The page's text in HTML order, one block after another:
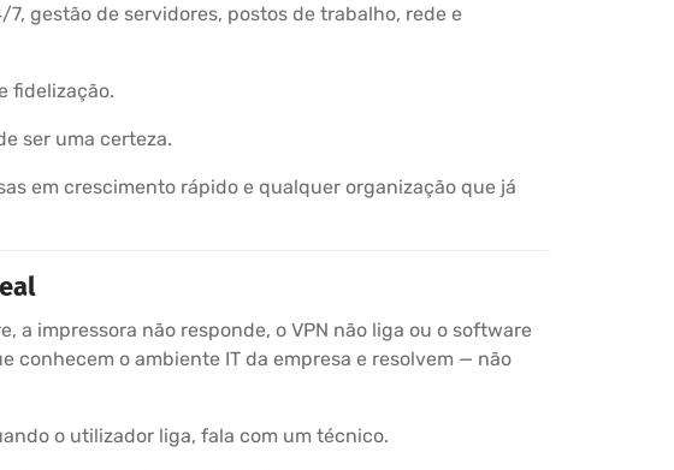
gestão de servidores, postos de trabalho, rede e
fidelização.
ser uma certeza.
em crescimento rápido e qualquer organização que já
a impressora não responde, o VPN não liga ou o software
conhecem o ambiente IT da empresa e resolvem — não
o utilizador liga, fala com um técnico.